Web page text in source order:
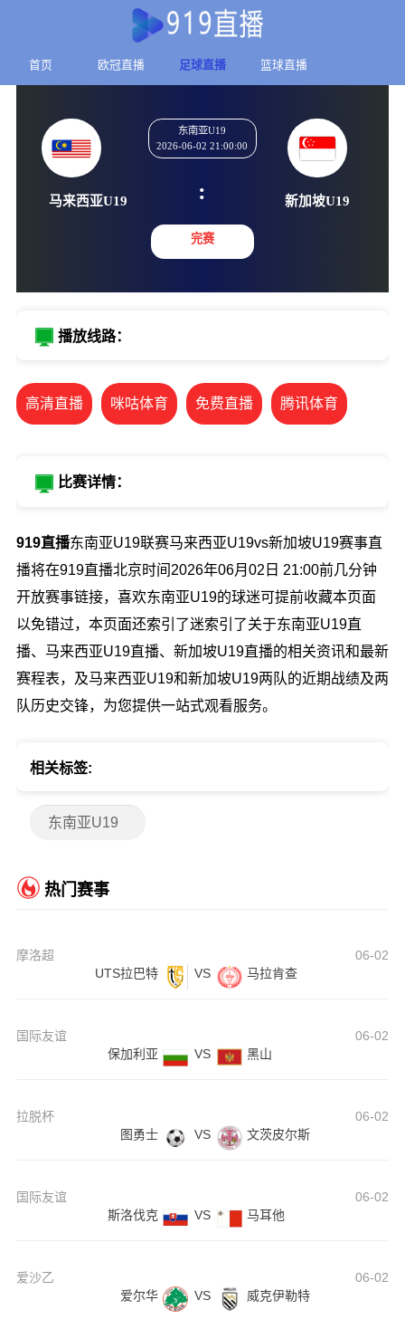
首页 欧冠直播 足球直播 篮球直播
马来西亚U19
东南亚U19
2026-06-02 21:00:00
:
完赛
播放线路：
高清直播 咪咕体育 免费直播 腾讯体育
比赛详情：
919直播东南亚U19联赛马来西亚U19vs新加坡U19赛事直
播将在919直播北京时间2026年06月02日 21:00前几分钟
开放赛事链接，喜欢东南亚U19的球迷可提前收藏本页面
以免错过，本页面还索引了迷索引了关于东南亚U19直
播、马来西亚U19直播、新加坡U19直播的相关资讯和最新
赛程表，及马来西亚U19和新加坡U19两队的近期战绩及两
队历史交锋，为您提供一站式观看服务。
相关标签:
东南亚U19
热门赛事
摩洛超
06-02
UTS拉巴特
VS 马拉肯查
国际友谊
06-02
保加利亚
VS 黑山
拉脱杯
06-02
图勇士
VS 文茨皮尔斯
国际友谊
06-02
斯洛伐克
VS 马耳他
爱沙乙
06-02
爱尔华
VS 威克伊勒特